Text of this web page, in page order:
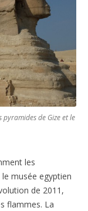
pyramides de Gize et le
les
musée egyptien
de 2011,
flammes. La